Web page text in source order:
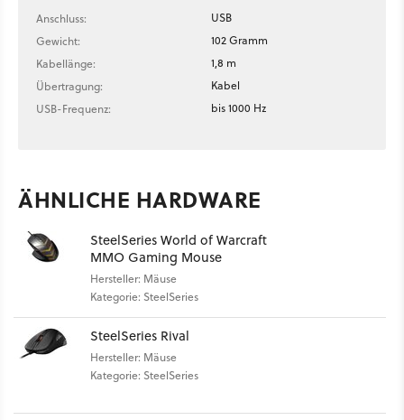
Anschluss:
USB
Gewicht:
102 Gramm
Kabellänge:
1,8 m
Übertragung:
Kabel
USB-Frequenz:
bis 1000 Hz
ÄHNLICHE HARDWARE
SteelSeries World of Warcraft
MMO Gaming Mouse
Hersteller: Mäuse
Kategorie: SteelSeries
SteelSeries Rival
Hersteller: Mäuse
Kategorie: SteelSeries